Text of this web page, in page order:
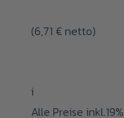
(6,71 € netto)
i
Alle Preise inkl.19%